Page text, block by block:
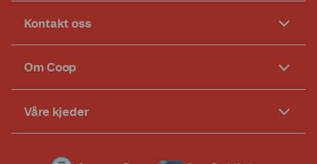
Kontakt oss
Om Coop
Våre kjeder